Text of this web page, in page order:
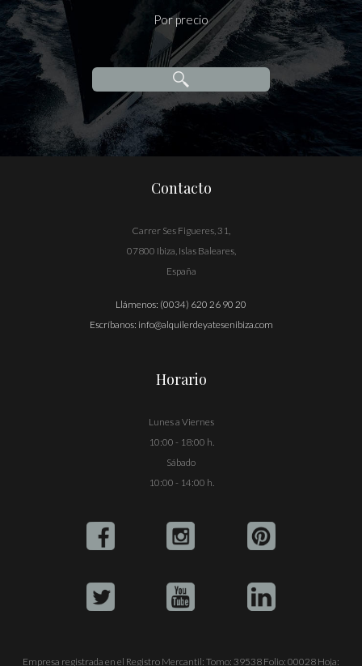
Por precio
Contacto
Carrer Ses Figueres, 31,
07800 Ibiza, Islas Baleares,
España
Llámenos: (0034) 620 26 90 20
Escríbanos: info@alquilerdeyatesenibiza.com
Horario
Lunes a Viernes
10:00 - 18:00 h.
Sábado
10:00 - 14:00 h.
Empresa registrada en el Registro Mercantil: Tomo: 39538 Folio: 00028 Hoja: